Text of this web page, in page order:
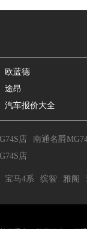
欧蓝德
途昂
汽车报价大全
店
南通名爵
店
宝马4系 缤智 雅阁